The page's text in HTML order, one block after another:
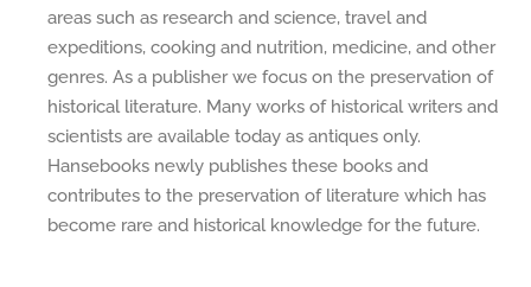
areas such as research and science, travel and
expeditions, cooking and nutrition, medicine, and other
genres. As a publisher we focus on the preservation of
historical literature. Many works of historical writers and
scientists are available today as antiques only.
Hansebooks newly publishes these books and
contributes to the preservation of literature which has
become rare and historical knowledge for the future.